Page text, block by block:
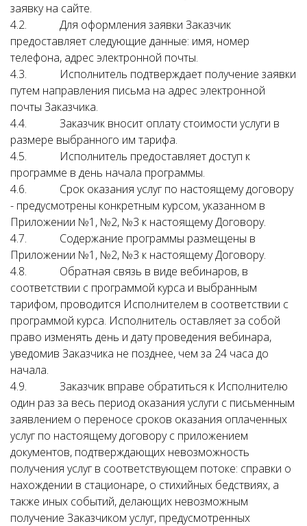
заявку на сайте.
4.2. Для оформления заявки Заказчик
предоставляет следующие данные: имя, номер
телефона, адрес электронной почты.
4.3. Исполнитель подтверждает получение заявки
путем направления письма на адрес электронной
почты Заказчика.
4.4. Заказчик вносит оплату стоимости услуги в
размере выбранного им тарифа.
4.5. Исполнитель предоставляет доступ к
программе в день начала программы.
4.6. Срок оказания услуг по настоящему договору
- предусмотрены конкретным курсом, указанном в
Приложении №1, №2, №3 к настоящему Договору.
4.7. Содержание программы размещены в
Приложении №1, №2, №3 к настоящему Договору.
4.8. Обратная связь в виде вебинаров, в
соответствии с программой курса и выбранным
тарифом, проводится Исполнителем в соответствии с
программой курса. Исполнитель оставляет за собой
право изменять день и дату проведения вебинара,
уведомив Заказчика не позднее, чем за 24 часа до
начала.
4.9. Заказчик вправе обратиться к Исполнителю
один раз за весь период оказания услуги с письменным
заявлением о переносе сроков оказания оплаченных
услуг по настоящему договору с приложением
документов, подтверждающих невозможность
получения услуг в соответствующем потоке: справки о
нахождении в стационаре, о стихийных бедствиях, а
также иных событий, делающих невозможным
получение Заказчиком услуг, предусмотренных